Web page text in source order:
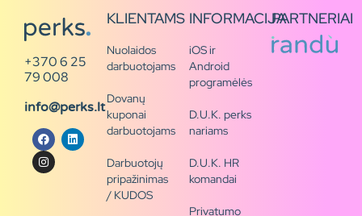
+370 6 25
79 008
info@perks.lt
KLIENTAMS
Nuolaidos
darbuotojams
Dovanų
kuponai
darbuotojams
Darbuotojų
pripažinimas
/ KUDOS
INFORMACIJA
iOS ir
Android
programėlės
D.U.K. perks
nariams
D.U.K. HR
komandai
Privatumo
PARTNERIAI